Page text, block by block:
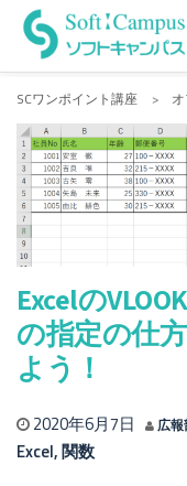
content
SCワンポイント講座 >
Excelの
の指定の仕
よう！
2020年6月7日 広報
Excel,関数